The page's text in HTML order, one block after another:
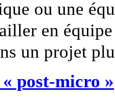
ou une
en
un projet
post-micro »